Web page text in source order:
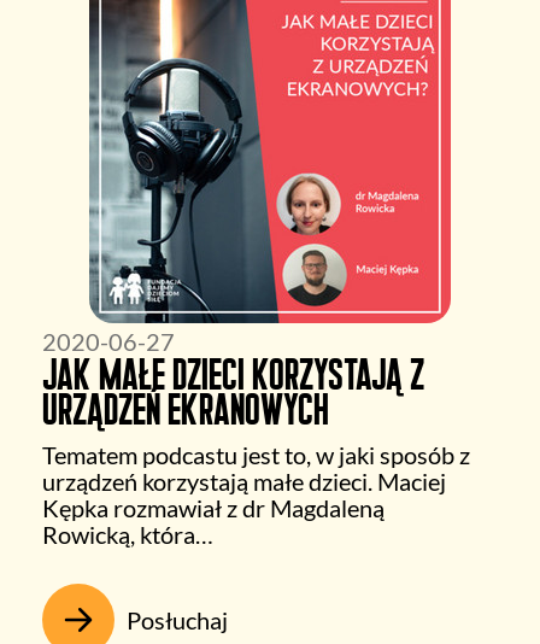
2020-06-27
Jak małe dzieci korzystają z
urządzeń ekranowych
Tematem podcastu jest to, w jaki sposób z
urządzeń korzystają małe dzieci. Maciej
Kępka rozmawiał z dr Magdaleną
Rowicką, która…
Posłuchaj